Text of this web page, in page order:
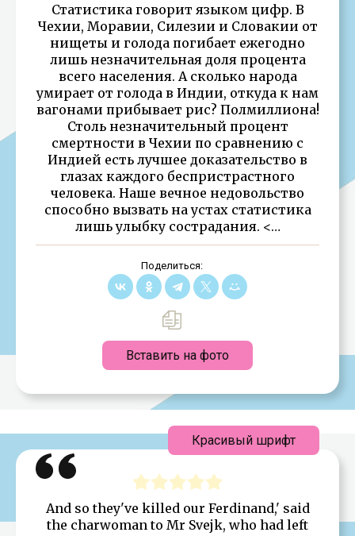
Статистика говорит языком цифр. В
Чехии, Моравии, Силезии и Словакии от
нищеты и голода погибает ежегодно
лишь незначительная доля процента
всего населения. А сколько народа
умирает от голода в Индии, откуда к нам
вагонами прибывает рис? Полмиллиона!
Столь незначительный процент
смертности в Чехии по сравнению с
Индией есть лучшее доказательство в
глазах каждого беспристрастного
человека. Наше вечное недовольство
способно вызвать на устах статистика
лишь улыбку сострадания. <…
Поделиться:
Вставить на фото
And so they've killed our Ferdinand,' said
the charwoman to Mr Svejk, who had left
Красивый шрифт